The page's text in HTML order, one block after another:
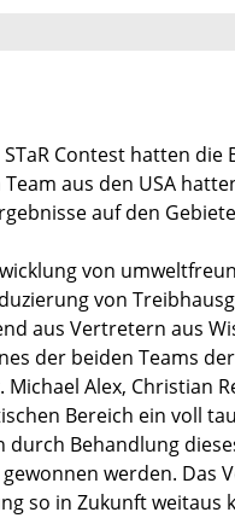
Contest hatten
aus den USA
auf den
von
von
aus Vertretern aus
der beiden Teams
Alex, Christian
Bereich ein voll
Behandlung
werden. Das
so in Zukunft